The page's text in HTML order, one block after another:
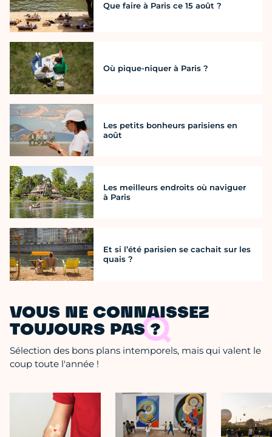
Que faire à Paris ce 15 août ?
Où pique-niquer à Paris ?
Les petits bonheurs parisiens en
août
Les meilleurs endroits où naviguer
à Paris
Et si l’été parisien se cachait sur les
quais ?
VOUS NE CONNAISSEZ
TOUJOURS PAS ?
Sélection des bons plans intemporels, mais qui valent le
coup toute l'année !